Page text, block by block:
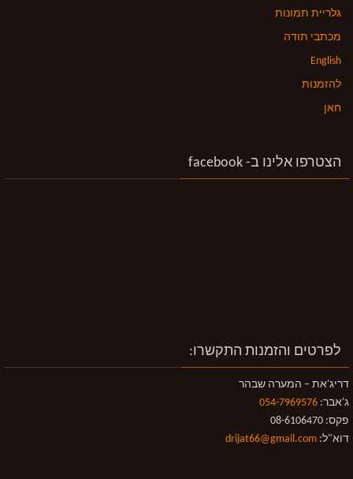
גלריית תמונות
מכתבי תודה
English
להזמנות
חאן
הצטרפו אלינו ב- facebook
לפרטים והזמנות התקשרו:
דריג'את – המערה שבהר
ג'אבר: 054-7969576
פקס: 08-6106470
דוא"ל: drijat66@gmail.com